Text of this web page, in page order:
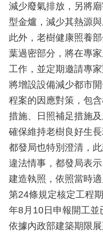
減少廢氣排放，另將
型金爐，減少其熱源與
此外，老樹健康照養
葉過密部分，將在專
工作，並定期邀請專
將增設設備減少都市
程案的因應對策，包
措施、日照補足措施
確保維持老樹良好生長
都發局也特別澄清，
違法情事，都發局表
建造執照，依照當時
第24條規定核定工程
年8月10日申報開工並
依據內政部建築期限